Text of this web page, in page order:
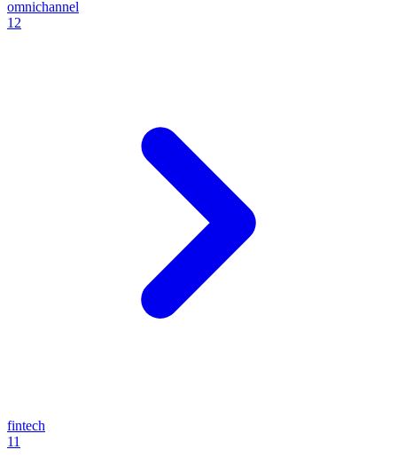
omnichannel
12
fintech
11